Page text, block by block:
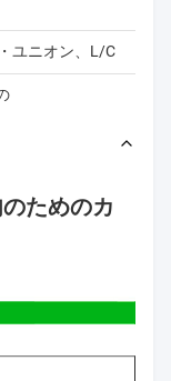
ユニオン、L/C
ためのカ